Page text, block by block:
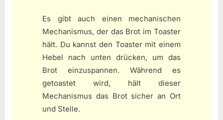
Es gibt auch einen mechanischen
Mechanismus, der das Brot im Toaster
hält. Du kannst den Toaster mit einem
Hebel nach unten drücken, um das
Brot einzuspannen. Während es
getoastet wird, hält dieser
Mechanismus das Brot sicher an Ort
und Stelle.